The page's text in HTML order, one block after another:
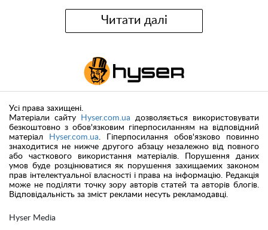
Читати далі
Hyser Media
Усі права захищені.
Матеріали сайту
Hyser.com.ua дозволяється використовувати
безкоштовно з обов'язковим гіперпосиланням на відповідний
матеріал
Hyser.com.ua . Гіперпосилання обов'язково повинно
знаходитися не нижче другого абзацу незалежно від повного
або часткового використання матеріалів. Порушення даних
умов буде розцінюватися як порушення захищаемих законом
прав інтелектуальної власності і права на інформацію. Редакція
може не поділяти точку зору авторів статей та авторів блогів.
Відповідальність за зміст реклами несуть рекламодавці.